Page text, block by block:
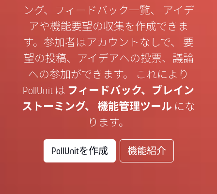
ング、フィードバック一覧、 アイデ
アや機能要望の収集を作成できま
す。参加者はアカウントなしで、 要
望の投稿、アイデアへの投票、議論
への参加ができます。 これにより
PollUnit は フィードバック、ブレイン
ストーミング、 機能管理ツール にな
ります。
PollUnitを作成 機能紹介